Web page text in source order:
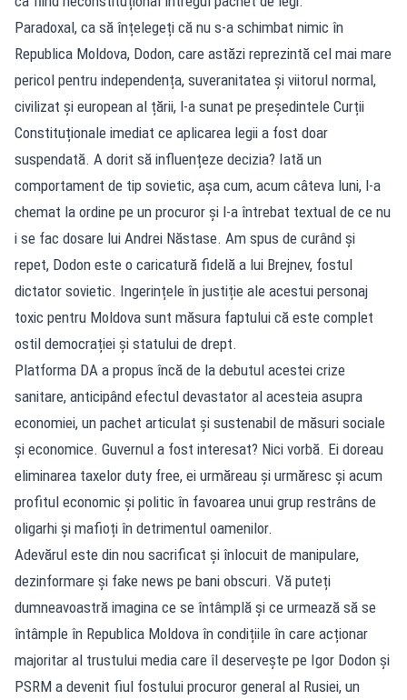
Paradoxal, ca să înțelegeți că nu s-a schimbat nimic în
Republica Moldova, Dodon, care astăzi reprezintă cel mai mare
pericol pentru independența, suveranitatea și viitorul normal,
civilizat și european al țării, l-a sunat pe președintele Curții
Constituționale imediat ce aplicarea legii a fost doar
suspendată. A dorit să influențeze decizia? Iată un
comportament de tip sovietic, așa cum, acum câteva luni, l-a
chemat la ordine pe un procuror și l-a întrebat textual de ce nu
i se fac dosare lui Andrei Năstase. Am spus de curând și
repet, Dodon este o caricatură fidelă a lui Brejnev, fostul
dictator sovietic. Ingerințele în justiție ale acestui personaj
toxic pentru Moldova sunt măsura faptului că este complet
ostil democrației și statului de drept.
Platforma DA a propus încă de la debutul acestei crize
sanitare, anticipând efectul devastator al acesteia asupra
economiei, un pachet articulat și sustenabil de măsuri sociale
și economice. Guvernul a fost interesat? Nici vorbă. Ei doreau
eliminarea taxelor duty free, ei urmăreau și urmăresc și acum
profitul economic și politic în favoarea unui grup restrâns de
oligarhi și mafioți în detrimentul oamenilor.
Adevărul este din nou sacrificat și înlocuit de manipulare,
dezinformare și fake news pe bani obscuri. Vă puteți
dumneavoastră imagina ce se întâmplă și ce urmează să se
întâmple în Republica Moldova în condițiile în care acționar
majoritar al trustului media care îl deservește pe Igor Dodon și
PSRM a devenit fiul fostului procuror general al Rusiei, un